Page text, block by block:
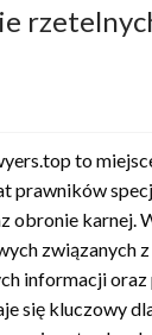
to
prawników
obronie karnej.
związanych
informacji
się kluczowy